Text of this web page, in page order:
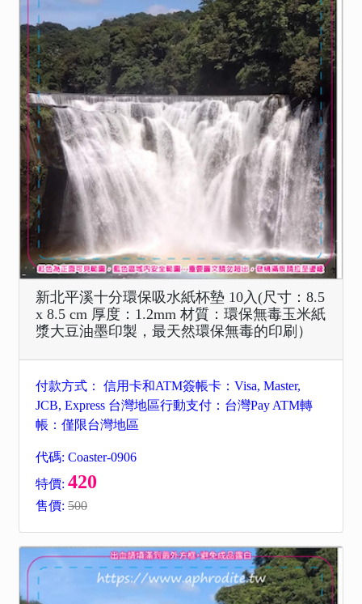
新北平溪十分環保吸水紙杯墊 10入(尺寸：8.5
x 8.5 cm 厚度：1.2mm 材質：環保無毒玉米紙
漿大豆油墨印製，最天然環保無毒的印刷）
付款方式： 信用卡和ATM簽帳卡：Visa, Master,
JCB, Express 台灣地區行動支付：台灣Pay ATM轉
帳：僅限台灣地區
代碼: Coaster-0906
特價: 420
售價: 500